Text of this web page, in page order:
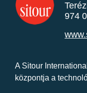
974
A Sitour
központja a